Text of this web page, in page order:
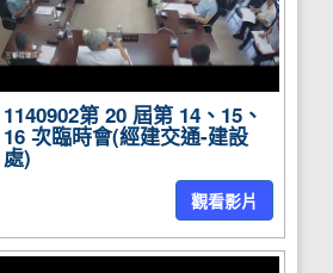
1140902第 20 屆第 14、15、
16 次臨時會(經建交通-建設
處)
觀看影片